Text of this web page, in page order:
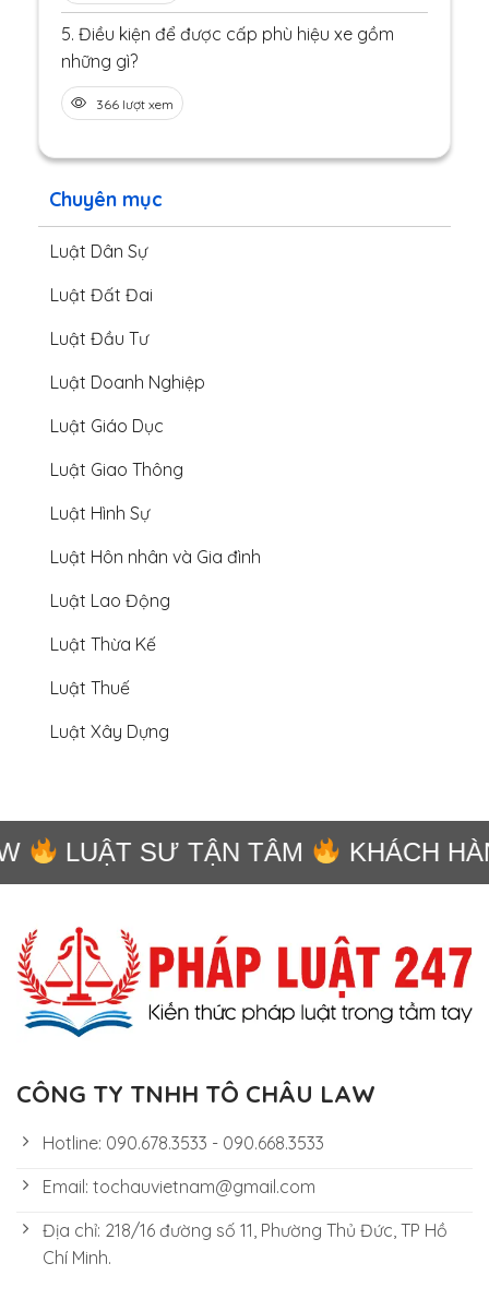
Chuyên mục
Luật Dân Sự
Luật Đất Đai
Luật Đầu Tư
Luật Doanh Nghiệp
Luật Giáo Dục
Luật Giao Thông
Luật Hình Sự
Luật Hôn nhân và Gia đình
Luật Lao Động
Luật Thừa Kế
Luật Thuế
Luật Xây Dựng
5. Điều kiện để được cấp phù hiệu xe gồm
những gì?
366 lượt xem
LUẬT SƯ TẬN TÂM KHÁCH
CÔNG TY TNHH TÔ CHÂU LAW
Hotline: 090.678.3533 - 090.668.3533
Email: tochauvietnam@gmail.com
Địa chỉ: 218/16 đường số 11, Phường Thủ Đức, TP Hồ
Chí Minh.